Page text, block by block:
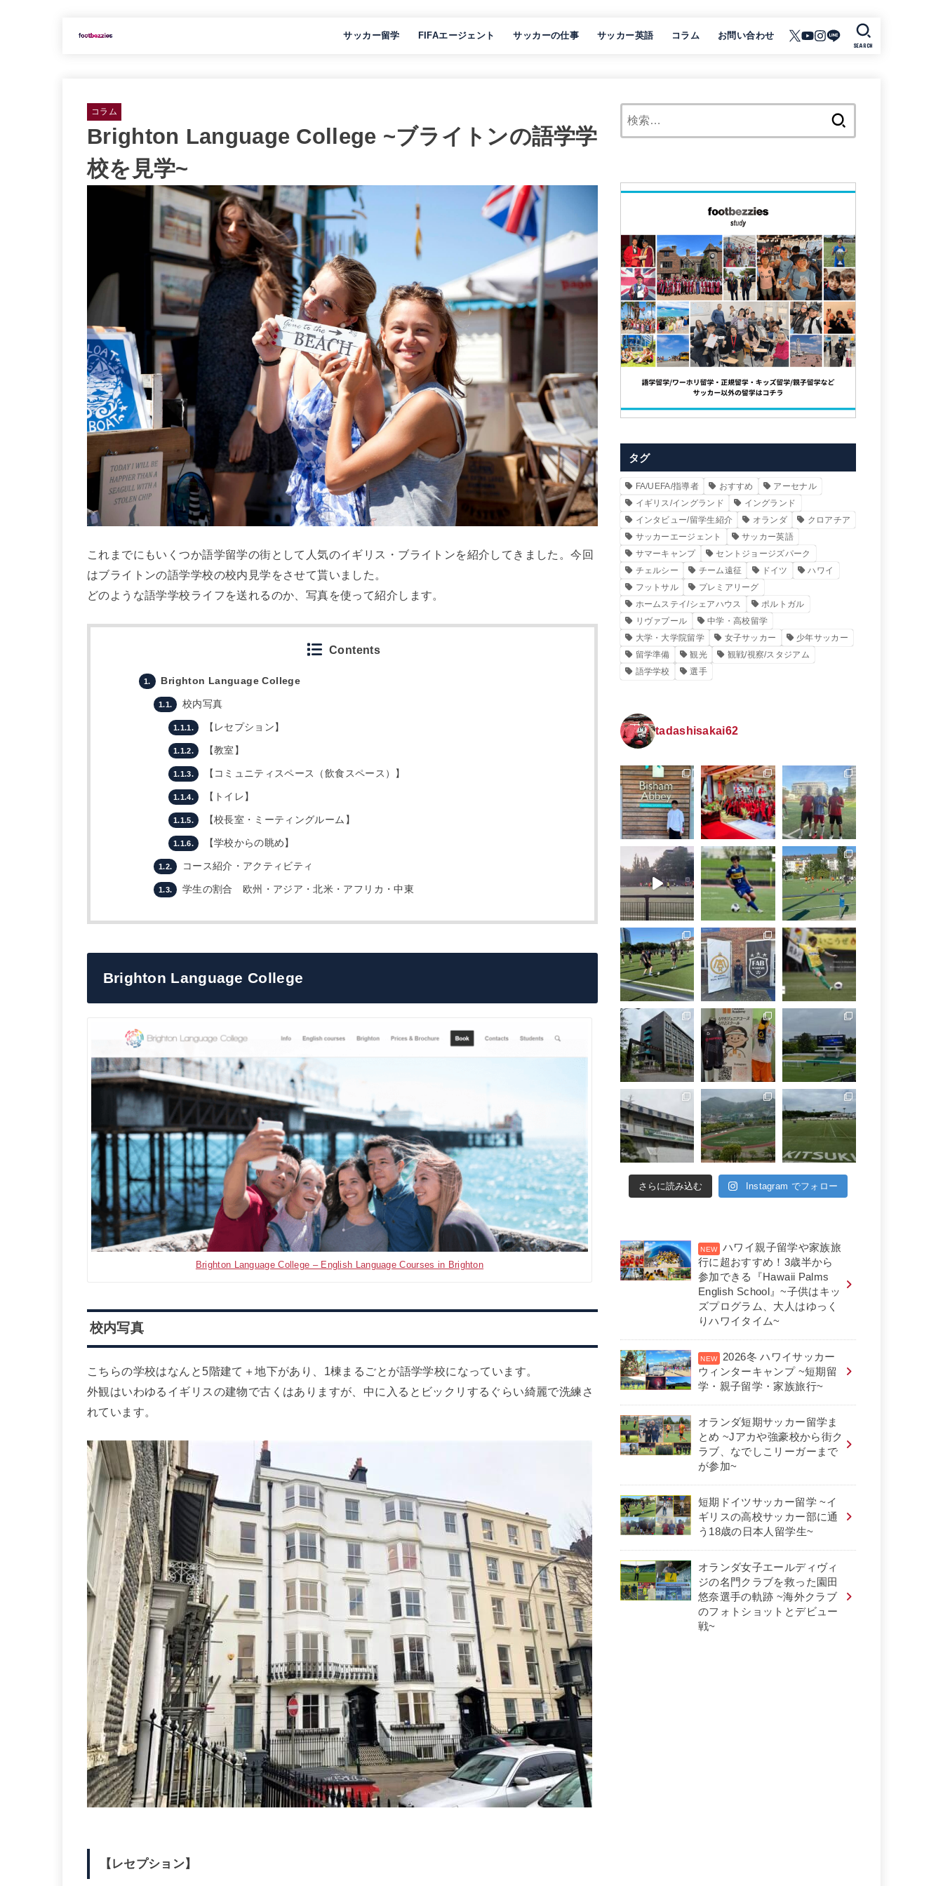
サッカー留学 FIFAエージェント サッカーの仕事 サッカー英語 コラム お問い合わせ
SEARCH
コラム
Brighton Language College ~ブライトンの語学学
校を見学~
これまでにもいくつか語学留学の街として人気のイギリス・ブライトンを紹介してきました。今回
はブライトンの語学学校の校内見学をさせて貰いました。
どのような語学学校ライフを送れるのか、写真を使って紹介します。
Contents
1. Brighton Language College
1.1. 校内写真
1.1.1. 【レセプション】
1.1.2. 【教室】
1.1.3. 【コミュニティスペース（飲食スペース）】
1.1.4. 【トイレ】
1.1.5. 【校長室・ミーティングルーム】
1.1.6. 【学校からの眺め】
1.2. コース紹介・アクティビティ
1.3. 学生の割合 欧州・アジア・北米・アフリカ・中東
Brighton Language College
Brighton Language College – English Language Courses in Brighton
校内写真
こちらの学校はなんと5階建て＋地下があり、1棟まるごとが語学学校になっています。
外観はいわゆるイギリスの建物で古くはありますが、中に入るとビックリするぐらい綺麗で洗練さ
れています。
【レセプション】
タグ
FA/UEFA/指導者 おすすめ
アーセナル
イギリス/イングランド
イングランド
インタビュー/留学生紹介
オランダ
クロアチア
サッカーエージェント
サッカー英語
サマーキャンプ
セントジョージズパーク
チェルシー
チーム遠征 ドイツ
ハワイ
フットサル
プレミアリーグ
ホームステイ/シェアハウス
ポルトガル
リヴァプール
中学・高校留学
大学・大学院留学
女子サッカー
少年サッカー
留学準備
観光
観戦/視察/スタジアム
語学学校
選手
tadashisakai62
さらに読み込む Instagram でフォロー
ハワイ親子留学や家族旅
行に超おすすめ！3歳半から
参加できる『Hawaii Palms
English School』~子供はキッ
ズプログラム、大人はゆっく
りハワイタイム~
2026冬 ハワイサッカー
ウィンターキャンプ ~短期留
学・親子留学・家族旅行~
オランダ短期サッカー留学ま
とめ ~Jアカや強豪校から街ク
ラブ、なでしこリーガーまで
が参加~
短期ドイツサッカー留学 ~イ
ギリスの高校サッカー部に通
う18歳の日本人留学生~
オランダ女子エールディヴィ
ジの名門クラブを救った園田
悠奈選手の軌跡 ~海外クラブ
のフォトショットとデビュー
戦~